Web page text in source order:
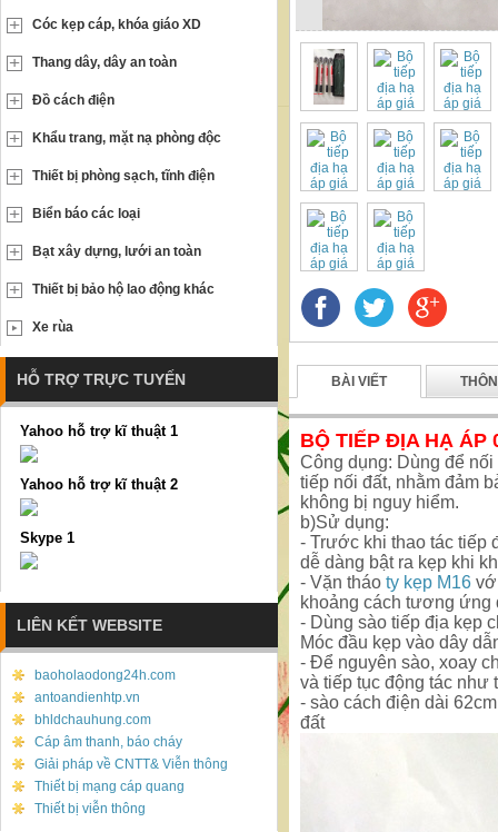
BÀI VIẾT
BỘ TIẾP ĐỊA HẠ ÁP
Công dụng: Dùng để
tiếp nối đất, nhằm đảm
không bị nguy hiểm.
b)Sử dụng:
- Trước khi thao tác tiếp
dễ dàng bật ra kẹp khi
- Vặn tháo ty kẹp M16
khoảng cách tương ứng
- Dùng sào tiếp địa kẹp
Móc đầu kẹp vào dây
- Để nguyên sào, xoay
và tiếp tục động tác như
- sào cách điện dài
đất
Cóc kẹp cáp, khóa giáo XD
Thang dây, dây an toàn
Đồ cách điện
Khẩu trang, mặt nạ phòng độc
Thiết bị phòng sạch, tĩnh điện
Biển báo các loại
Bạt xây dựng, lưới an toàn
Thiết bị bảo hộ lao động khác
Xe rùa
HỖ TRỢ TRỰC TUYẾN
Yahoo hỗ trợ kĩ thuật 1
Yahoo hỗ trợ kĩ thuật 2
Skype 1
LIÊN KẾT WEBSITE
baoholaodong24h.com
antoandienhtp.vn
bhldchauhung.com
Cáp âm thanh, báo cháy
Giải pháp về CNTT& Viễn thông
Thiết bị mạng cáp quang
Thiết bị viễn thông